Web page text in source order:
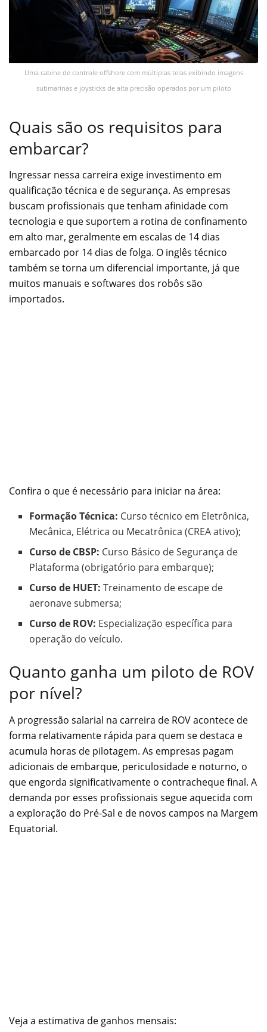
Uma cabine de controle offshore com múltiplas telas exibindo imagens
submarinas e joysticks de alta precisão operados por um piloto
Quais são os requisitos para
embarcar?
Ingressar nessa carreira exige investimento em
qualificação técnica e de segurança. As empresas
buscam profissionais que tenham afinidade com
tecnologia e que suportem a rotina de confinamento
em alto mar, geralmente em escalas de 14 dias
embarcado por 14 dias de folga. O inglês técnico
também se torna um diferencial importante, já que
muitos manuais e softwares dos robôs são
importados.
Confira o que é necessário para iniciar na área:
Formação Técnica: Curso técnico em Eletrônica,
Mecânica, Elétrica ou Mecatrônica (CREA ativo);
Curso de CBSP: Curso Básico de Segurança de
Plataforma (obrigatório para embarque);
Curso de HUET: Treinamento de escape de
aeronave submersa;
Curso de ROV: Especialização específica para
operação do veículo.
Quanto ganha um piloto de ROV
por nível?
A progressão salarial na carreira de ROV acontece de
forma relativamente rápida para quem se destaca e
acumula horas de pilotagem. As empresas pagam
adicionais de embarque, periculosidade e noturno, o
que engorda significativamente o contracheque final. A
demanda por esses profissionais segue aquecida com
a exploração do Pré-Sal e de novos campos na Margem
Equatorial.
Veja a estimativa de ganhos mensais: